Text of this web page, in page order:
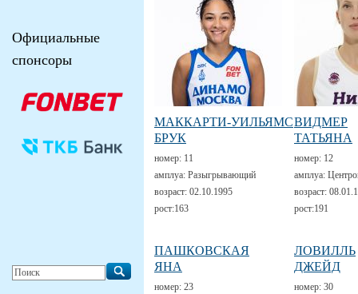
МАККАРТИ-УИЛЬЯМС
БРУК
номер: 11
амплуа: Разыгрывающий
возраст: 02.10.1995
рост:163
ВИДМЕР
ТАТЬЯНА
номер: 12
амплуа:
возраст:
рост:191
ПАШКОВСКАЯ
ЯНА
номер: 23
ЛОВИЛЛЬ
ДЖЕЙД
номер: 30
Официальные
спонсоры